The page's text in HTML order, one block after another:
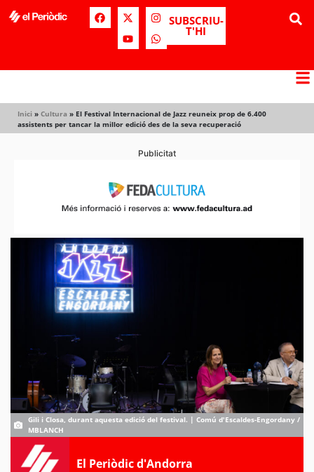
SUBSCRIU-
T'HI
Inici » Cultura » El Festival Internacional de Jazz reuneix prop de 6.400
assistents per tancar la millor edició des de la seva recuperació
Publicitat
Gili i Closa, durant aquesta edició del festival. | Comú d'Escaldes-Engordany /
MBLANCH
El Periòdic d'Andorra